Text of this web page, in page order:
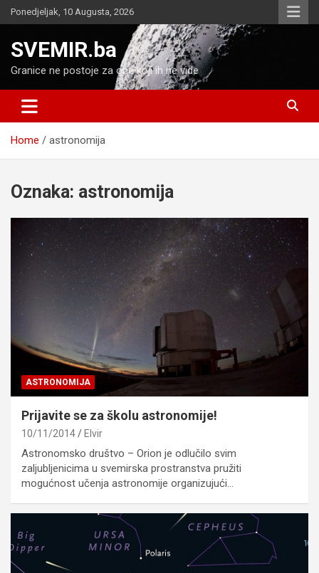
Skip
to
Ponedjeljak, 10 Augusta, 2026
SVEMIR.ba
Granice ne postoje za one koji ih ne vide
Home astronomija
Oznaka: astronomija
ASTRONOMIJA
Prijavite se za školu astronomije!
10/11/2014 Elvir
Astronomsko društvo – Orion je odlučilo svim
zaljubljenicima u svemirska prostranstva pružiti
mogućnost učenja astronomije organizujući…